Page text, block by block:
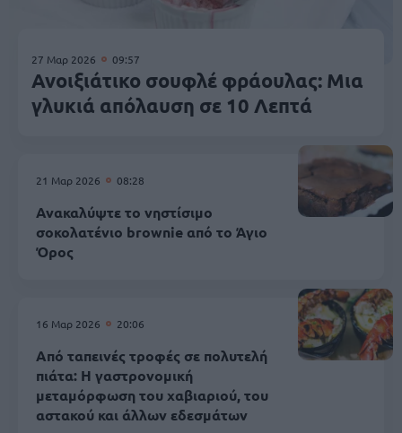
27 Μαρ 2026 09:57
Ανοιξιάτικο σουφλέ φράουλας: Μια
γλυκιά απόλαυση σε 10 Λεπτά
21 Μαρ 2026 08:28
Ανακαλύψτε το νηστίσιμο
σοκολατένιο brownie από το Άγιο
Όρος
16 Μαρ 2026 20:06
Από ταπεινές τροφές σε πολυτελή
πιάτα: Η γαστρονομική
μεταμόρφωση του χαβιαριού, του
αστακού και άλλων εδεσμάτων